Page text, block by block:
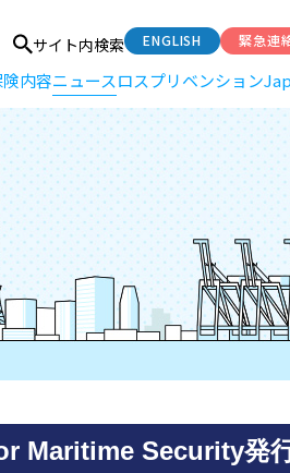
サイト内検索 ENGLISH 緊急連
内容ニュースロスプリベンション
Maritime Security発行